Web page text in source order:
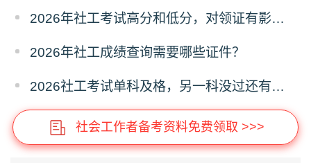
2026年社工考试高分和低分，对领证有影响吗？
2026年社工成绩查询需要哪些证件？
2026社工考试单科及格，另一科没过还有机会吗？
社会工作者备考资料免费领取 >>>